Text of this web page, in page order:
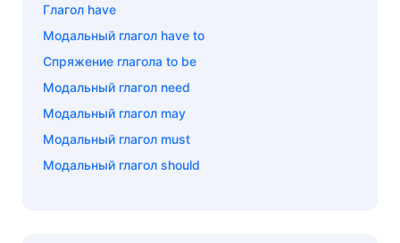
Глагол have
Модальный глагол have to
Спряжение глагола to be
Модальный глагол need
Модальный глагол may
Модальный глагол must
Модальный глагол should